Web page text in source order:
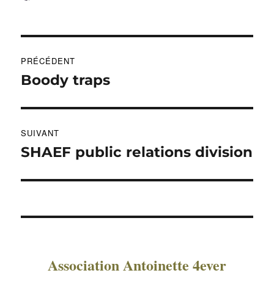
de
PRÉCÉDENT
Publication
Boody traps
SUIVANT
Publication
SHAEF public relations division
Association Antoinette 4ever